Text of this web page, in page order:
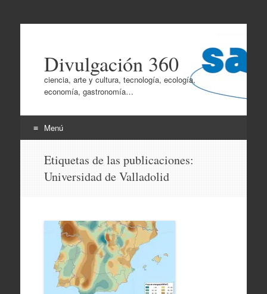
Divulgación 360
ciencia, arte y cultura, tecnología, ecología,
economía, gastronomía…
Menú
contenido
Etiquetas de las publicaciones:
Universidad de Valladolid